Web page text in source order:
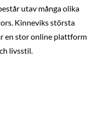
utav många olika
Kinneviks största
en stor online plattform
livsstil.